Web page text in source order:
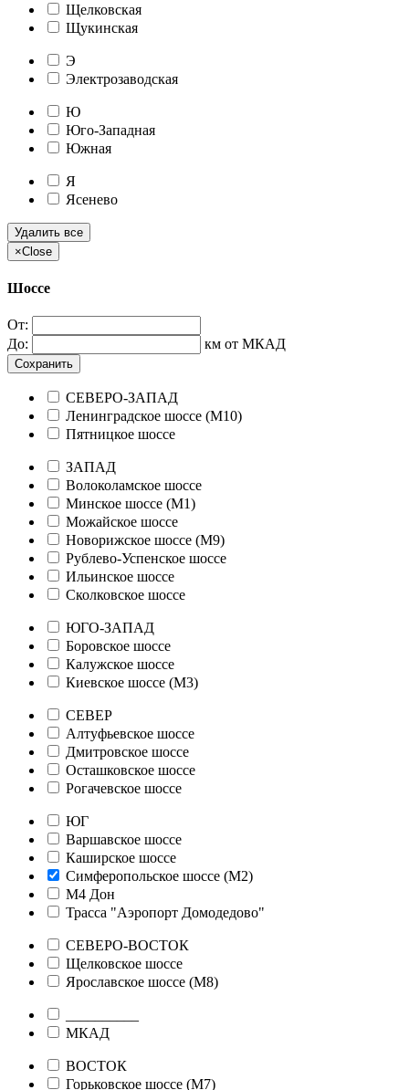
Щелковская
Щукинская
Э
Электрозаводская
Ю
Юго-Западная
Южная
Я
Ясенево
Удалить все
×Close
Шоссе
От:
До:
км от МКАД
Сохранить
СЕВЕРО-ЗАПАД
Ленинградское шоссе (М10)
Пятницкое шоссе
ЗАПАД
Волоколамское шоссе
Минское шоссе (М1)
Можайское шоссе
Новорижское шоссе (М9)
Рублево-Успенское шоссе
Ильинское шоссе
Сколковское шоссе
ЮГО-ЗАПАД
Боровское шоссе
Калужское шоссе
Киевское шоссе (М3)
СЕВЕР
Алтуфьевское шоссе
Дмитровское шоссе
Осташковское шоссе
Рогачевское шоссе
ЮГ
Варшавское шоссе
Каширское шоссе
Симферопольское шоссе (М2)
М4 Дон
Трасса "Аэропорт Домодедово"
СЕВЕРО-ВОСТОК
Щелковское шоссе
Ярославское шоссе (М8)
МКАД
ВОСТОК
Горьковское шоссе (М7)